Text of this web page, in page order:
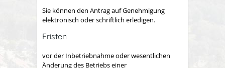
Sie können den Antrag auf Genehmigung
elektronisch oder schriftlich erledigen.
Fristen
vor der Inbetriebnahme oder wesentlichen
Änderung des Betriebs einer